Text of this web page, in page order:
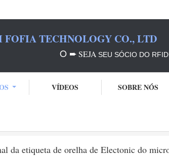
FOFIA TECHNOLOGY CO., LTD
O ➨SEJA SEU SÓCIO DO
VÍDEOS SOBRE NÓS
da etiqueta de orelha de Electonic do